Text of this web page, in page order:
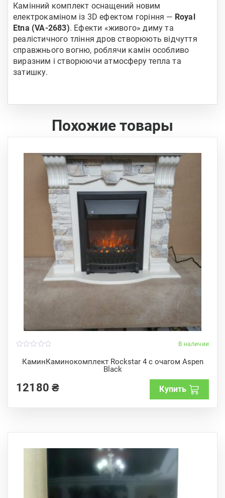
Камінний комплект оснащений новим
електрокаміном із 3D ефектом горіння — Royal
Etna (VA-2683). Ефекти «живого» диму та
реалістичного тління дров створюють відчуття
справжнього вогню, роблячи камін особливо
виразним і створюючи атмосферу тепла та
затишку.
Похожие товары
В наличии
КаминКаминокомплект Rockstar 4 с очагом Aspen
Black
f12180₴ Купить